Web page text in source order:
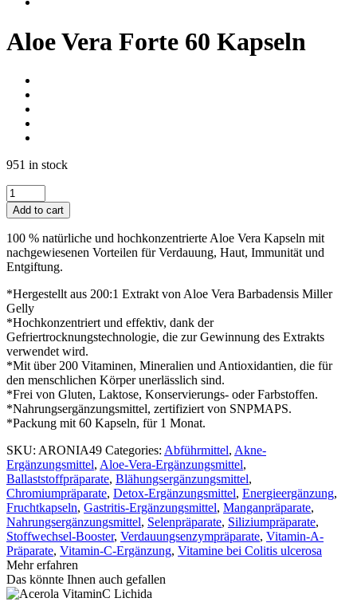
Aloe Vera Forte 60 Kapseln
951 in stock
Aloe
Vera
Forte
60
Kapseln
quantity
Add to cart
100 % natürliche und hochkonzentrierte Aloe Vera Kapseln mit
nachgewiesenen Vorteilen für Verdauung, Haut, Immunität und
Entgiftung.
*Hergestellt aus 200:1 Extrakt von Aloe Vera Barbadensis Miller
Gelly
*Hochkonzentriert und effektiv, dank der
Gefriertrocknungstechnologie, die zur Gewinnung des Extrakts
verwendet wird.
*Mit über 200 Vitaminen, Mineralien und Antioxidantien, die für
den menschlichen Körper unerlässlich sind.
*Frei von Gluten, Laktose, Konservierungs- oder Farbstoffen.
*Nahrungsergänzungsmittel, zertifiziert von SNPMAPS.
*Packung mit 60 Kapseln, für 1 Monat.
SKU: ARONIA49 Categories: Abführmittel, Akne-
Ergänzungsmittel, Aloe-Vera-Ergänzungsmittel,
Ballaststoffpräparate, Blähungsergänzungsmittel,
Chromiumpräparate, Detox-Ergänzungsmittel, Energieergänzung,
Fruchtkapseln, Gastritis-Ergänzungsmittel, Manganpräparate,
Nahrungsergänzungsmittel, Selenpräparate, Siliziumpräparate,
Stoffwechsel-Booster, Verdauungsenzympräparate, Vitamin-A-
Präparate, Vitamin-C-Ergänzung, Vitamine bei Colitis ulcerosa
Mehr erfahren
Das könnte Ihnen auch gefallen